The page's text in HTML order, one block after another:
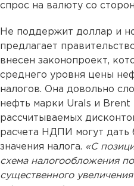
спрос на валюту со
Не поддержит доллар и
предлагает
внесен законопроект,
среднего уровня цены
налогов. Она довольно
нефть марки Urals и Brent
рассчитываемых
расчета НДПИ могут дать
значения налога. «С
схема налогообложения
существенного